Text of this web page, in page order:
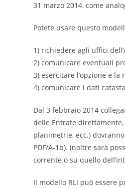
31 marzo 2014, come
Potete usare questo
1) richiedere agli uffici
2) comunicare eventuali
3) esercitare l’opzione e
4) comunicare i dati
Dal 3 febbraio 2014
delle Entrate
planimetrie, ecc.)
PDF/A-1b). inoltre sarà
corrente o su quello
Il modello RLI può essere